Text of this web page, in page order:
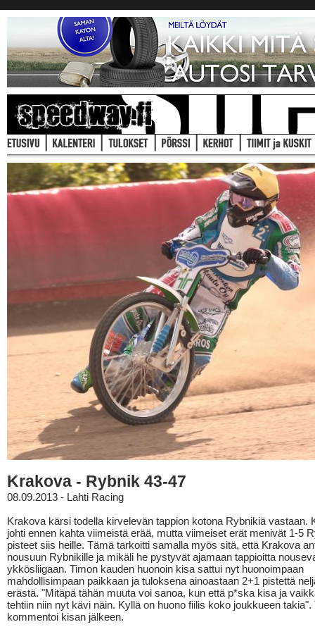
Krakova - Rybnik 43-47
08.09.2013 - Lahti Racing
Krakova kärsi todella kirvelevän tappion kotona Rybnikiä vastaan.
johti ennen kahta viimeistä erää, mutta viimeiset erät menivät 1-5
pisteet siis heille. Tämä tarkoitti samalla myös sitä, että Krakova
nousuun Rybnikille ja mikäli he pystyvät ajamaan tappioitta
ykkösliigaan. Timon kauden huonoin kisa sattui nyt huonoimpaan
mahdollisimpaan paikkaan ja tuloksena ainoastaan 2+1 pistettä
erästä. "Mitäpä tähän muuta voi sanoa, kun että p*ska kisa ja
tehtiin niin nyt kävi näin. Kyllä on huono fiilis koko joukkueen takia".
kommentoi kisan jälkeen.